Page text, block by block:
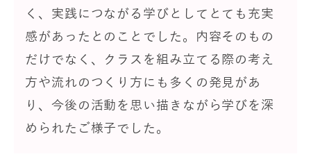
く、実践につながる学びとしてとても充実
感があったとのことでした。内容そのもの
だけでなく、クラスを組み立てる際の考え
方や流れのつくり方にも多くの発見があ
り、今後の活動を思い描きながら学びを深
められたご様子でした。